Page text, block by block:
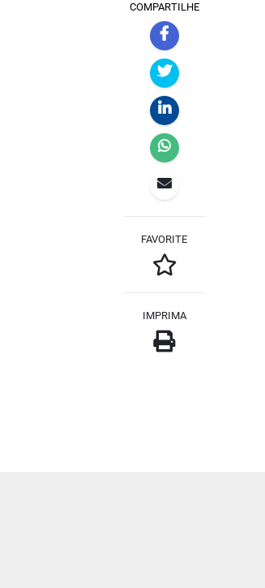
COMPARTILHE
FAVORITE
IMPRIMA